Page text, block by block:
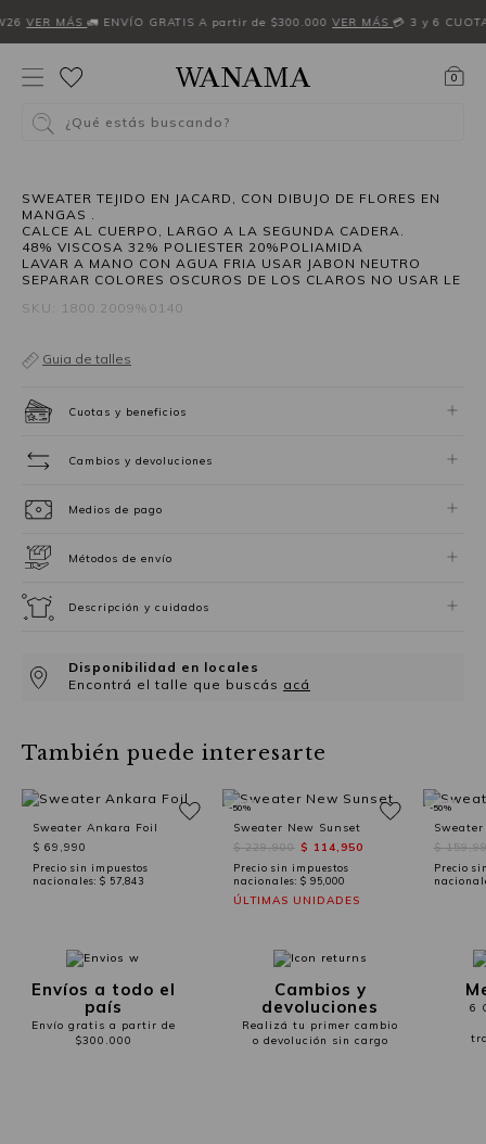
VER MÁS 🚛 ENVÍO GRATIS A partir de $300.000 VER MÁS 💳 3 y 6
0
¿Qué estás buscando?
SWEATER TEJIDO EN JACARD, CON DIBUJO DE FLORES EN
MANGAS .
CALCE AL CUERPO, LARGO A LA SEGUNDA CADERA.
48% VISCOSA 32% POLIESTER 20%POLIAMIDA
LAVAR A MANO CON AGUA FRIA USAR JABON NEUTRO
SEPARAR COLORES OSCUROS DE LOS CLAROS NO USAR LE
SKU: 1800.2009%0140
Guia de talles
Cuotas y beneficios
Cambios y devoluciones
Medios de pago
Métodos de envío
Descripción y cuidados
Disponibilidad en locales
Encontrá el talle que buscás acá
También puede interesarte
Sweater Ankara Foil
$ 69,990
Precio sin impuestos
nacionales: $ 57,843
Sweater New Sunset
$ 229,900 $ 114,950
Precio sin impuestos
nacionales: $ 95,000
ÚLTIMAS UNIDADES
-50%
$
Precio
-50%
Envíos a todo el
país
Envío gratis a partir de
$300.000
Cambios y
devoluciones
Realizá tu primer cambio
o devolución sin cargo
6